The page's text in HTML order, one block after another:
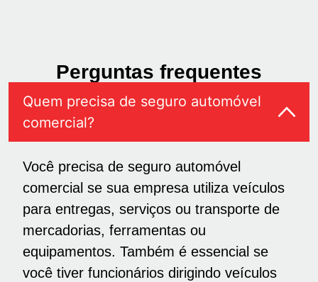
Perguntas frequentes
Quem precisa de seguro automóvel
comercial?
Você precisa de seguro automóvel
comercial se sua empresa utiliza veículos
para entregas, serviços ou transporte de
mercadorias, ferramentas ou
equipamentos. Também é essencial se
você tiver funcionários dirigindo veículos